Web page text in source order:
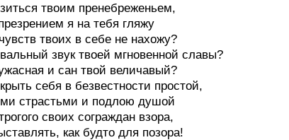
твоим пренебреженьем,
я на тебя гляжу
твоих в себе не нахожу?
звук твоей мгновенной славы?
и сан твой величавый?
себя в безвестности простой,
страстьми и подлою душой
своих сограждан взора,
как будто для позора!